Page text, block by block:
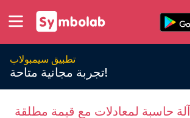
تطبيق سيمبولاب
تجربة مجانية متاحة!
آلة حاسبة لمعادلات مع قيمة مطلقة